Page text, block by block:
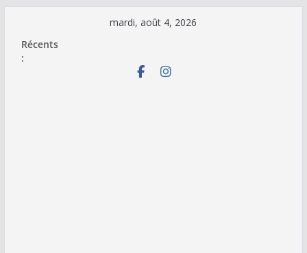
contenu
mardi, août 4, 2026
Récents
: